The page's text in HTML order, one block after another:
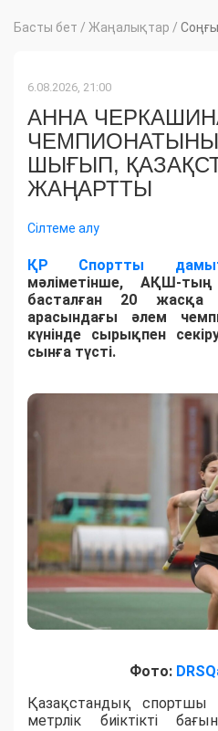
Басты бет / Жаңалықтар /
6.08.2026, 21:00
АННА
ШЫҒЫП,
ЖАҢАРТТЫ
Сілтеме алу
ҚР Спортты
мәліметінше, АҚШ-
басталған 20 жасқа
арасындағы әлем
күнінде сырықпен
сынға түсті.
Фото:
Қазақстандық спортшы
метрлік биіктікті